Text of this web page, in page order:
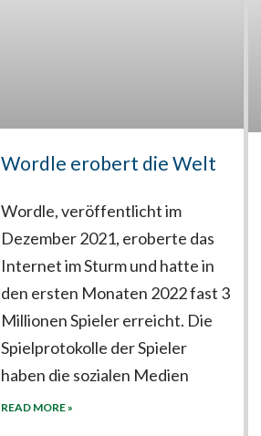
Wordle erobert die Welt
Wordle, veröffentlicht im
Dezember 2021, eroberte das
Internet im Sturm und hatte in
den ersten Monaten 2022 fast 3
Millionen Spieler erreicht. Die
Spielprotokolle der Spieler
haben die sozialen Medien
READ MORE »